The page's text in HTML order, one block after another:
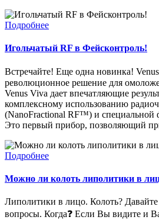
Подробнее
Игольчатый RF в Фейсконтроль!
Встречайте! Еще одна новинка!
революционное решение для
Venus Viva дает впечатляющие
комплексному использованию
(NanoFractional RF™) и специальной
Это первый прибор, позволяющий
Подробнее
Можно ли колоть липолитики в
Липолитики в лицо. Колоть?
вопросы. Когда❓ Если Вы видите и